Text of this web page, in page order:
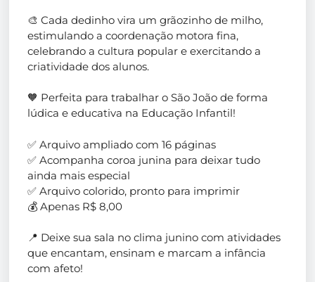
🎨 Cada dedinho vira um grãozinho de milho,
estimulando a coordenação motora fina,
celebrando a cultura popular e exercitando a
criatividade dos alunos.
🧡 Perfeita para trabalhar o São João de forma
lúdica e educativa na Educação Infantil!
✅ Arquivo ampliado com 16 páginas
✅ Acompanha coroa junina para deixar tudo
ainda mais especial
✅ Arquivo colorido, pronto para imprimir
💰 Apenas R$ 8,00
📍 Deixe sua sala no clima junino com atividades
que encantam, ensinam e marcam a infância
com afeto!